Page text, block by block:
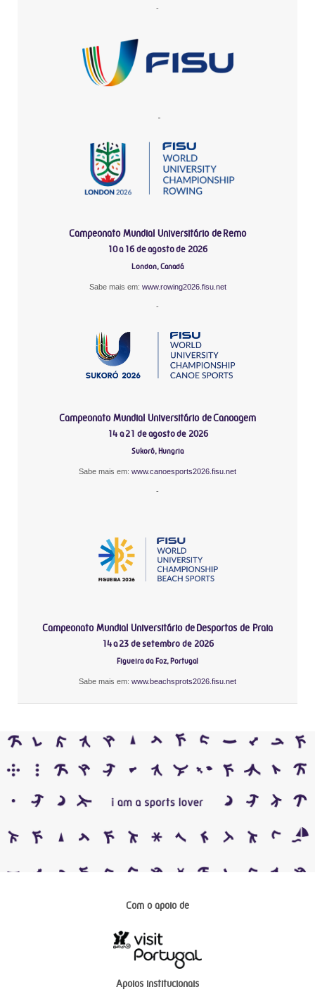
-
-
Campeonato Mundial Universitário de Remo
10 a 16 de agosto de 2026
London, Canadá
Sabe mais em: www.rowing2026.fisu.net
-
Campeonato Mundial Universitário de Canoagem
14 a 21 de agosto de 2026
Sukoró, Hungria
Sabe mais em: www.canoesports2026.fisu.net
-
Campeonato Mundial Universitário de Desportos de Praia
14 a 23 de setembro de 2026
Figueira da Foz, Portugal
Sabe mais em: www.beachsprots2026.fisu.net
Com o apoio de
Apoios institucionais